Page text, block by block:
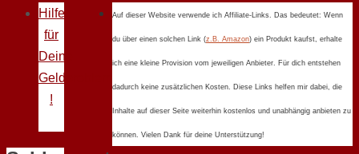
Hilfe
für
Deine
Geldprobleme
!
Auf dieser Website verwende ich Affiliate-Links. Das bedeutet: Wenn
du über einen solchen Link (z.B. Amazon) ein Produkt kaufst, erhalte
ich eine kleine Provision vom jeweiligen Anbieter. Für dich entstehen
dadurch keine zusätzlichen Kosten. Diese Links helfen mir dabei, die
Inhalte auf dieser Seite weiterhin kostenlos und unabhängig anbieten zu
können. Vielen Dank für deine Unterstützung!